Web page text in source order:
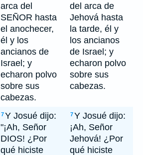
arca del
SEÑOR hasta
el anochecer,
él y los
ancianos de
Israel; y
echaron polvo
sobre sus
cabezas.
del arca de
Jehová hasta
la tarde, él y
los ancianos
de Israel; y
echaron polvo
sobre sus
cabezas.
7Y Josué dijo:
"¡Ah, Señor
DIOS! ¿Por
qué hiciste
7Y Josué dijo:
¡Ah, Señor
Jehová! ¿Por
qué hiciste